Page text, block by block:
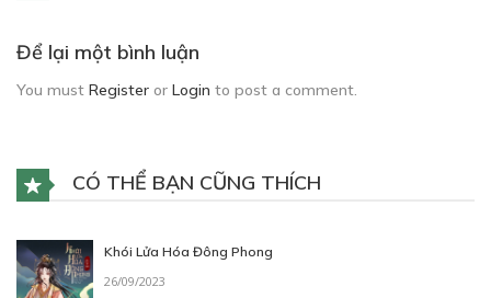
Để lại một bình luận
You must Register or Login to post a comment.
CÓ THỂ BẠN CŨNG THÍCH
Khói Lửa Hóa Đông Phong
26/09/2023